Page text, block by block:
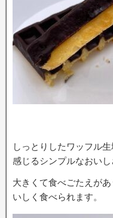
しっとりしたワッフル
感じるシンプルなおいし
大きくて食べごたえが
いしく食べられます。